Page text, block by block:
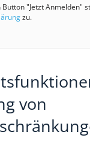
Button "Jetzt Anmelden"
zu.
von